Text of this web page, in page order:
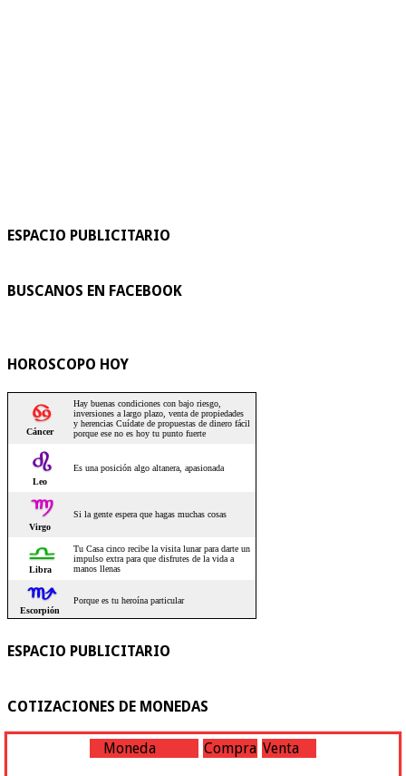
ESPACIO PUBLICITARIO
BUSCANOS EN FACEBOOK
HOROSCOPO HOY
ESPACIO PUBLICITARIO
COTIZACIONES DE MONEDAS
Moneda Compra Venta